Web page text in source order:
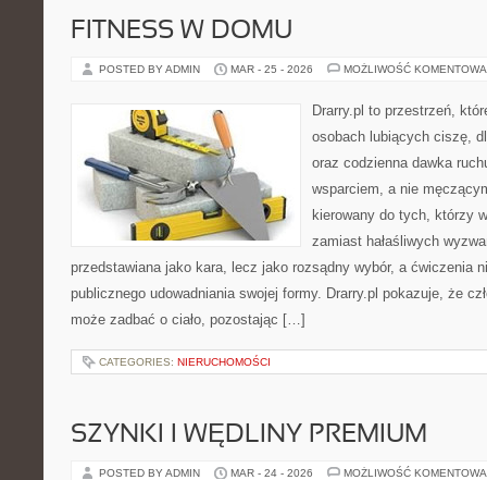
FITNESS W DOMU
POSTED BY ADMIN MAR - 25 - 2026 MOŻLIWOŚĆ
Drarry.pl to przestrzeń,
osobach lubiących ciszę,
oraz codzienna dawka
wsparciem, a nie
kierowany do tych, którzy
zamiast hałaśliwych
przedstawiana jako kara, lecz jako rozsądny wybór, a ćwiczenia
publicznego udowadniania swojej formy. Drarry.pl pokazuje, że
może zadbać o ciało, pozostając […]
CATEGORIES: NIERUCHOMOŚCI
SZYNKI I WĘDLINY PREMIUM
POSTED BY ADMIN MAR - 24 - 2026 MOŻLIWOŚĆ